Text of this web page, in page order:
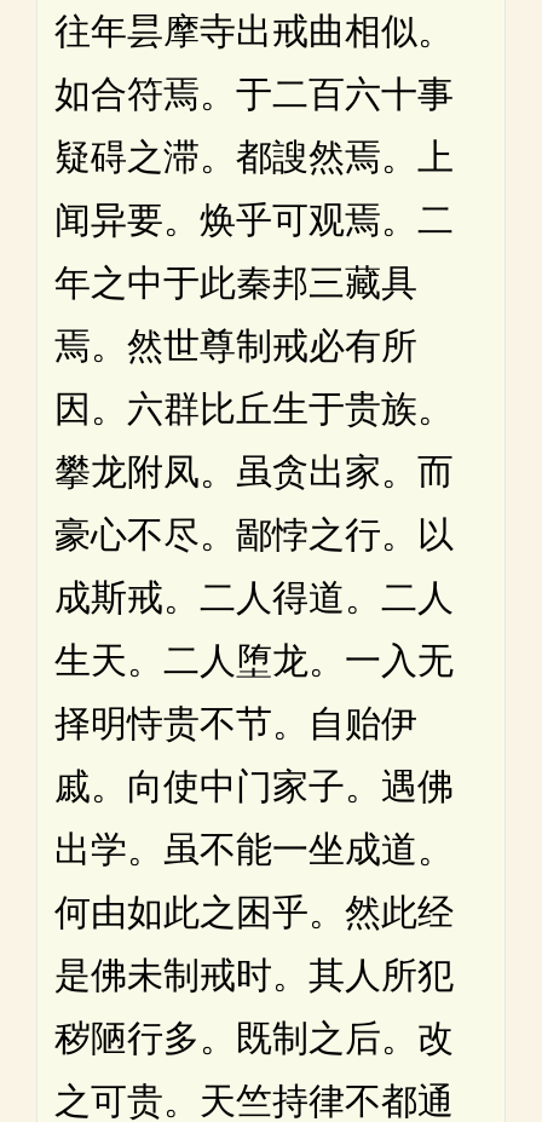
往年昙摩寺出戒曲相似。
如合符焉。于二百六十事
疑碍之滞。都謏然焉。上
闻异要。焕乎可观焉。二
年之中于此秦邦三藏具
焉。然世尊制戒必有所
因。六群比丘生于贵族。
攀龙附凤。虽贪出家。而
豪心不尽。鄙悖之行。以
成斯戒。二人得道。二人
生天。二人堕龙。一入无
择明恃贵不节。自贻伊
戚。向使中门家子。遇佛
出学。虽不能一坐成道。
何由如此之困乎。然此经
是佛未制戒时。其人所犯
秽陋行多。既制之后。改
之可贵。天竺持律不都通